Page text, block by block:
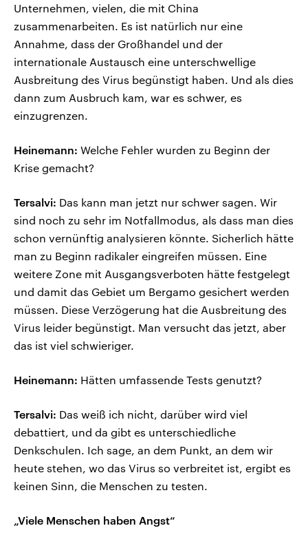
Unternehmen, vielen, die mit China
zusammenarbeiten. Es ist natürlich nur eine
Annahme, dass der Großhandel und der
internationale Austausch eine unterschwellige
Ausbreitung des Virus begünstigt haben. Und als dies
dann zum Ausbruch kam, war es schwer, es
einzugrenzen.
Heinemann: Welche Fehler wurden zu Beginn der
Krise gemacht?
Tersalvi: Das kann man jetzt nur schwer sagen. Wir
sind noch zu sehr im Notfallmodus, als dass man dies
schon vernünftig analysieren könnte. Sicherlich hätte
man zu Beginn radikaler eingreifen müssen. Eine
weitere Zone mit Ausgangsverboten hätte festgelegt
und damit das Gebiet um Bergamo gesichert werden
müssen. Diese Verzögerung hat die Ausbreitung des
Virus leider begünstigt. Man versucht das jetzt, aber
das ist viel schwieriger.
Heinemann: Hätten umfassende Tests genutzt?
Tersalvi: Das weiß ich nicht, darüber wird viel
debattiert, und da gibt es unterschiedliche
Denkschulen. Ich sage, an dem Punkt, an dem wir
heute stehen, wo das Virus so verbreitet ist, ergibt es
keinen Sinn, die Menschen zu testen.
„Viele Menschen haben Angst“